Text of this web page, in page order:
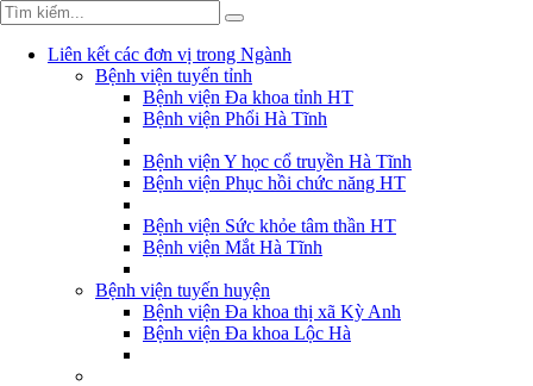
Liên kết các đơn vị trong Ngành
Bệnh viện tuyến tỉnh
Bệnh viện Đa khoa tỉnh HT
Bệnh viện Phổi Hà Tĩnh
Bệnh viện Y học cổ truyền Hà Tĩnh
Bệnh viện Phục hồi chức năng HT
Bệnh viện Sức khỏe tâm thần HT
Bệnh viện Mắt Hà Tĩnh
Bệnh viện tuyến huyện
Bệnh viện Đa khoa thị xã Kỳ Anh
Bệnh viện Đa khoa Lộc Hà